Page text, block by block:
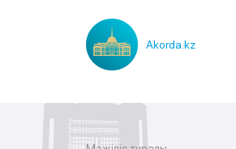
Akorda.kz